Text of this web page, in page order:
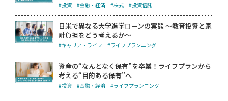
#投資 #金融・経済 #株式 #投資信託
日米で異なる大学進学ローンの実態 ～教育投資と家
計負担をどう考えるか～
#キャリア・ライフ #ライフプランニング
資産の“なんとなく保有”を卒業！ライフプランから
考える“目的ある保有”へ
#投資 #金融・経済 #ライフプランニング